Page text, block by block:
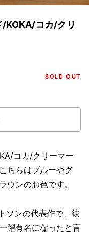
/KOKA/コカ/クリ
SOLD OUT
コカ/クリーマー
ちらはブルーやグ
ウンのお色です。
ソンの代表作で、彼
躍有名になったと言